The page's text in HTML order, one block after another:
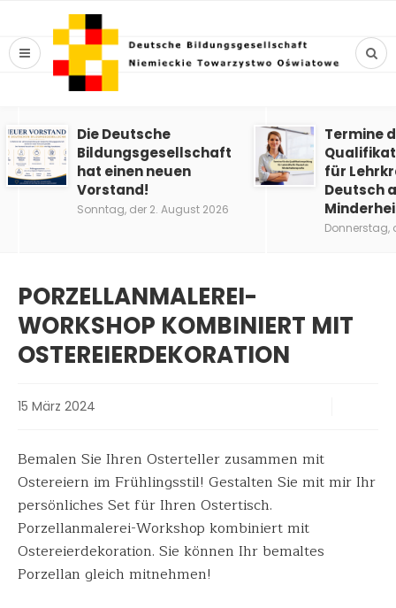
Die Deutsche
Bildungsgesellschaft
hat einen neuen
Vorstand!
Sonntag, der 2. August 2026
Termine
für
Deutsch
Donnerstag,
PORZELLANMALEREI-
WORKSHOP KOMBINIERT MIT
OSTEREIERDEKORATION
15 März 2024
Bemalen Sie Ihren Osterteller zusammen mit
Ostereiern im Frühlingsstil! Gestalten Sie mit mir Ihr
persönliches Set für Ihren Ostertisch.
Porzellanmalerei-Workshop kombiniert mit
Ostereierdekoration. Sie können Ihr bemaltes
Porzellan gleich mitnehmen!